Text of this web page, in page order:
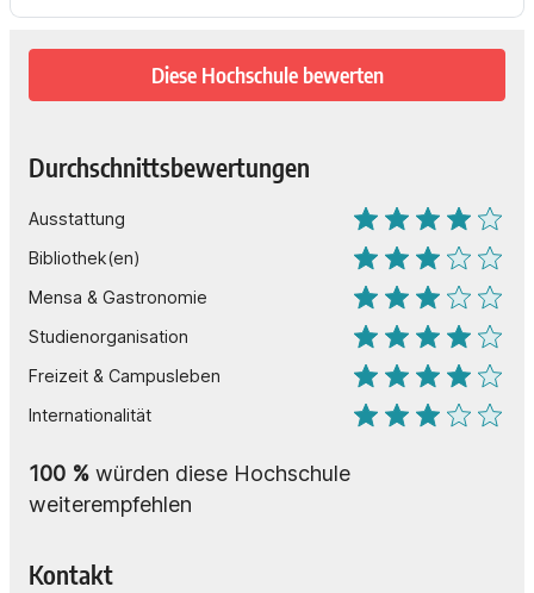
Diese Hochschule bewerten
Durchschnittsbewertungen
Ausstattung
Bibliothek(en)
Mensa & Gastronomie
Studienorganisation
Freizeit & Campusleben
Internationalität
100 % würden diese Hochschule
weiterempfehlen
Kontakt